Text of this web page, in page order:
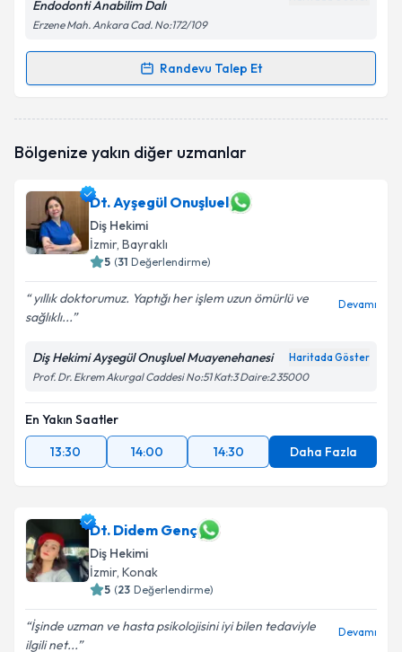
Kişisel verilerimin işlenmesine ilişkinAydınlatma
'ni okudum ve kişisel verilerimin belirtilen
kapsamda işlenmesini kabul ediyorum.
Endodonti Anabilim Dalı
Erzene Mah. Ankara Cad. No:172/109
Randevu Talep Et
Randevu Takvimi Talebi
talebi oluşturun. Size bu uzmandan randevu almanız
bilgilendireceğiz.
E-posta Adresiniz
kapsamda işlenmesini kabul ediyorum.
Takvim Talebini Gönder
Bölgenize yakın diğer uzmanlar
Dt. Ayşegül Onuşluel
Diş Hekimi
İzmir, Bayraklı
5 (31 Değerlendirme)
yıllık doktorumuz. Yaptığı her işlem uzun ömürlü ve
sağlıklı...
Devamı
Diş Hekimi Ayşegül Onuşluel Muayenehanesi Haritada Göster
Prof. Dr. Ekrem Akurgal Caddesi No:51 Kat:3 Daire:2 35000
En Yakın Saatler
13:30
14:00 14:30 Daha Fazla
Dt. Didem Genç
Diş Hekimi
İzmir, Konak
5 (23 Değerlendirme)
İşinde uzman ve hasta psikolojisini iyi bilen tedaviyle
ilgili net...
Devamı